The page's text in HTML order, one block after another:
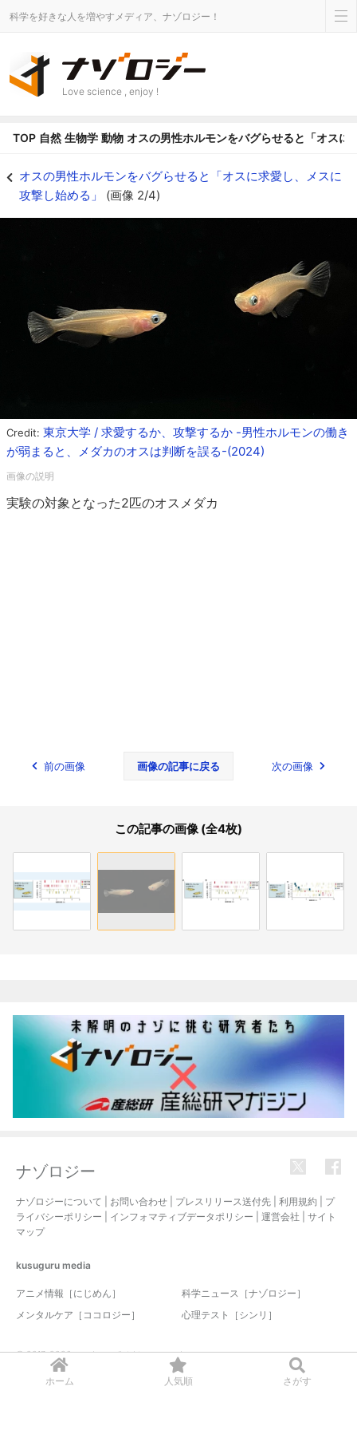
ホーム 人気順 さがす
科学を好きな人を増やすメディア、ナゾロジー！
Love science , enjoy !
TOP 自然 生物学 動物 オスの男性ホルモンをバグらせると「オスに
オスの男性ホルモンをバグらせると「オスに求愛し、メスに
攻撃し始める」 (画像 2/4)
Credit: 東京大学 / 求愛するか、攻撃するか -男性ホルモンの働き
が弱まると、メダカのオスは判断を誤る-(2024)
実験の対象となった2匹のオスメダカ
前の画像 画像の記事に戻る 次の画像
この記事の画像 (全4枚)
ナゾロジー
ナゾロジーについて お問い合わせ プレスリリース送付先 利用規約
プ
ライバシーポリシー
インフォマティブデータポリシー 運営会社
サイト
マップ
kusuguru media
アニメ情報［にじめん］
科学ニュース［ナゾロジー］
メンタルケア［ココロジー］
心理テスト［シンリ］
© 2017-2026 nazology. all rights reserved.